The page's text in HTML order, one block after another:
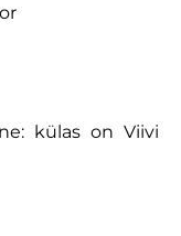
külas on Viivi